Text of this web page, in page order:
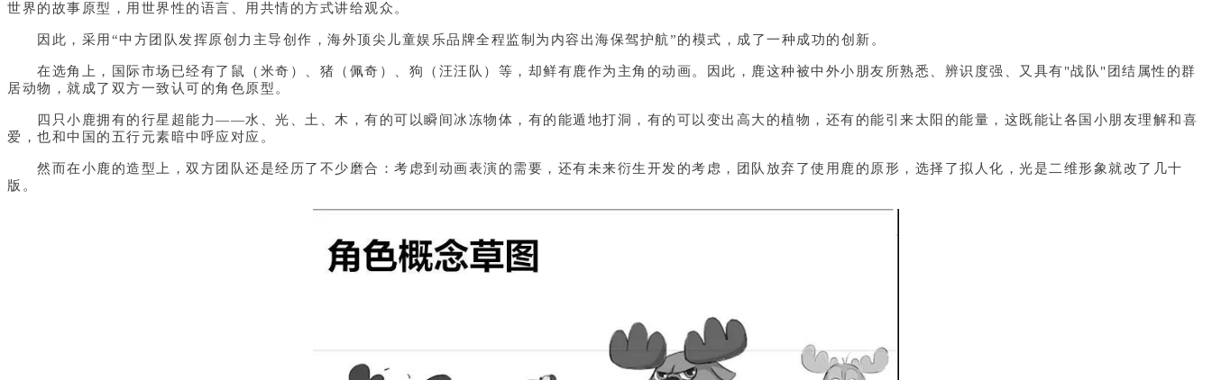
世界的故事原型，用世界性的语言、用共情的方式讲给观众。
因此，采用“中方团队发挥原创力主导创作，海外顶尖儿童娱乐品牌全程监制为内容出海保驾护航”的模式，成了一种成功的创新。
在选角上，国际市场已经有了鼠（米奇）、猪（佩奇）、狗（汪汪队）等，却鲜有鹿作为主角的动画。因此，鹿这种被中外小朋友所熟悉、辨识度强、又具有"战队"团结属性的群
居动物，就成了双方一致认可的角色原型。
四只小鹿拥有的行星超能力——水、光、土、木，有的可以瞬间冰冻物体，有的能遁地打洞，有的可以变出高大的植物，还有的能引来太阳的能量，这既能让各国小朋友理解和喜
爱，也和中国的五行元素暗中呼应对应。
然而在小鹿的造型上，双方团队还是经历了不少磨合：考虑到动画表演的需要，还有未来衍生开发的考虑，团队放弃了使用鹿的原形，选择了拟人化，光是二维形象就改了几十
版。